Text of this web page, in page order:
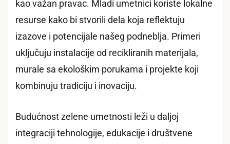
kao važan pravac. Mladi umetnici koriste lokalne
resurse kako bi stvorili dela koja reflektuju
izazove i potencijale našeg podneblja. Primeri
uključuju instalacije od recikliranih materijala,
murale sa ekološkim porukama i projekte koji
kombinuju tradiciju i inovaciju.
Budućnost zelene umetnosti leži u daljoj
integraciji tehnologije, edukacije i društvene